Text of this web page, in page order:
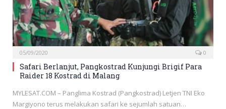
05/09/2020 0
Safari Berlanjut, Pangkostrad Kunjungi Brigif Para
Raider 18 Kostrad di Malang
MYLESAT.COM – Panglima Kostrad (Pangkostrad) Letjen TNI Eko
Margiyono terus melakukan safari ke sejumlah satuan…